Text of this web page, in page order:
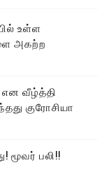
உள்ள
அகற்ற
வீழ்த்தி
குரோசியா
மூவர் பலி!!